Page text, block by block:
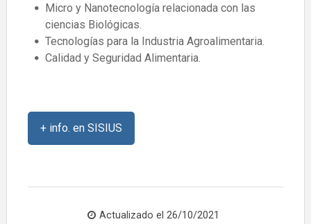
Micro y Nanotecnología relacionada con las
ciencias Biológicas.
Tecnologías para la Industria Agroalimentaria.
Calidad y Seguridad Alimentaria.
+ info. en SISIUS
Actualizado el26/10/2021